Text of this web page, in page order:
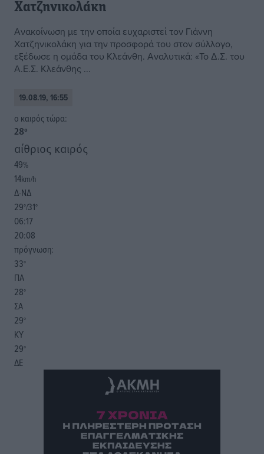
Χατζηνικολάκη
Ανακοίνωση με την οποία ευχαριστεί τον Γιάννη
Χατζηνικολάκη για την προσφορά του στον σύλλογο,
εξέδωσε η ομάδα του Κλεάνθη. Αναλυτικά: «Το Δ.Σ. του
Α.Ε.Σ. Κλεάνθης ...
19.08.19, 16:55
o καιρός τώρα:
28°
αίθριος καιρός
49%
14km/h
Δ-ΝΔ
29°/31°
06:17
20:08
πρόγνωση:
33°
ΠΑ
28°
ΣΑ
29°
ΚΥ
29°
ΔΕ